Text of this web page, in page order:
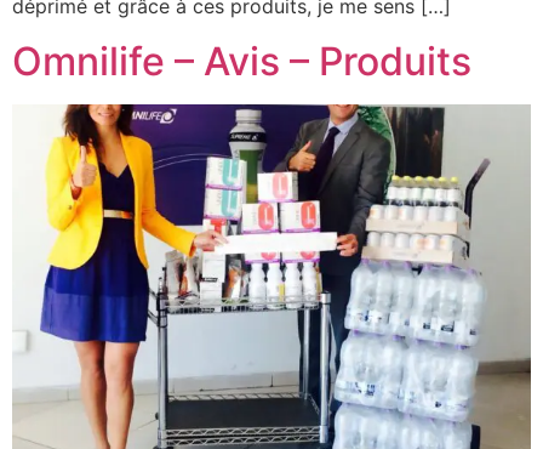
déprimé et grâce à ces produits, je me sens […]
Omnilife – Avis – Produits